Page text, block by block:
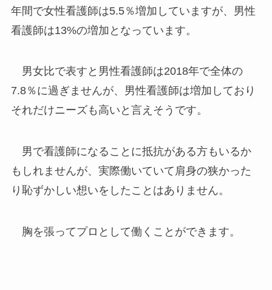
年間で女性看護師は5.5％増加していますが、男性
看護師は13%の増加となっています。
男女比で表すと男性看護師は2018年で全体の
7.8％に過ぎませんが、男性看護師は増加しており
それだけニーズも高いと言えそうです。
男で看護師になることに抵抗がある方もいるか
もしれませんが、実際働いていて肩身の狭かった
り恥ずかしい想いをしたことはありません。
胸を張ってプロとして働くことができます。